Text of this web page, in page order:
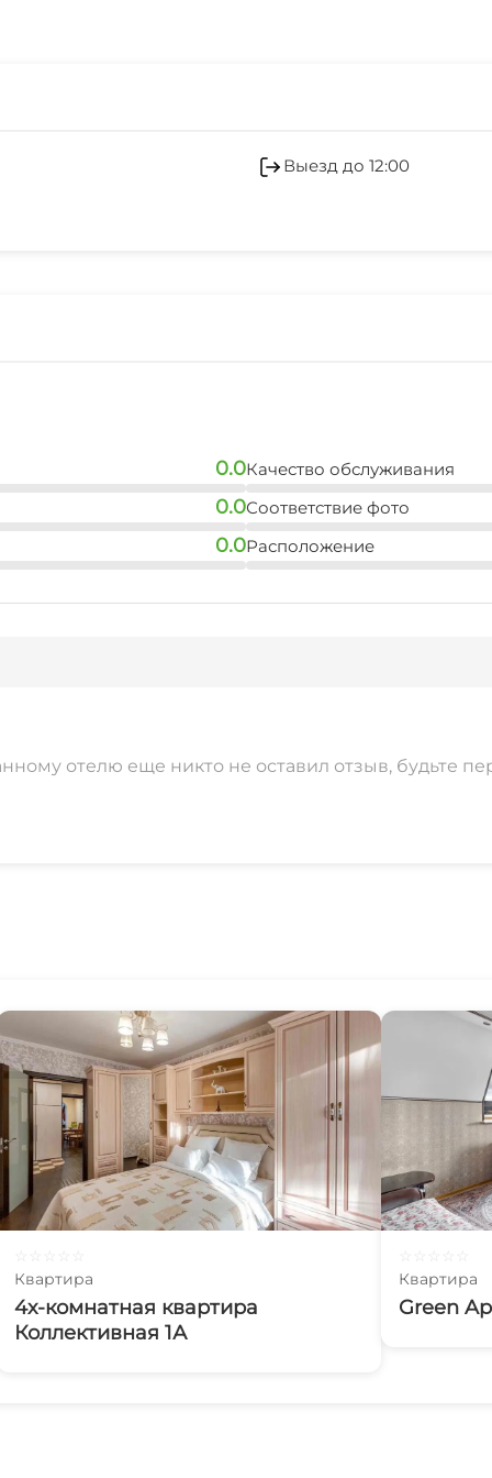
Стиральная машина
Выезд до 12:00
0.0
0.0
0.0
Качество обслуживания
Соответствие фото
Расположение
отелю еще никто не оставил отзыв, будьте
Квартира
4х-комнатная квартира
Коллективная 1А
Квартира
Green